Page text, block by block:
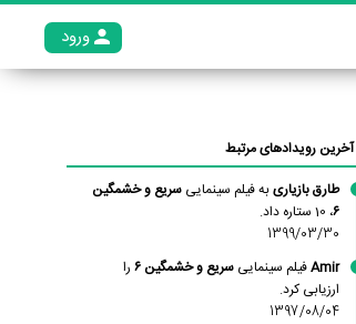
ورود
آخرین رویدادهای مرتبط
طارق بازیاریبه فیلم سینمایی سریع و خشمگین
۶، 10 ستاره داد.
1399/03/30
Amirفیلم سینمایی سریع و خشمگین ۶ را
ارزیابی کرد.
1397/08/04